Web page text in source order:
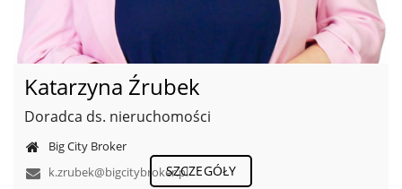
Katarzyna Źrubek
Doradca ds. nieruchomości
Big City Broker
k.zrubek@bigcitybroker.plSZCZEGÓŁY